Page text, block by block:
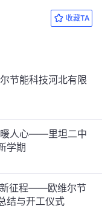
收藏TA
节能科技河北有限
暖人心——里坦二中
学期
新征程——欧维尔节
结与开工仪式